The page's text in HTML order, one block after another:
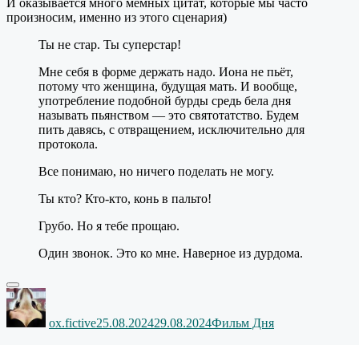
И оказывается много мемных цитат, которые мы часто
произносим, именно из этого сценария)
Ты не стар. Ты суперстар!
Мне себя в форме держать надо. Иона не пьёт,
потому что женщина, будущая мать. И вообще,
употребление подобной бурды средь бела дня
называть пьянством — это святотатство. Будем
пить давясь, с отвращением, исключительно для
протокола.
Все понимаю, но ничего поделать не могу.
Ты кто? Кто-кто, конь в пальто!
Грубо. Но я тебе прощаю.
Один звонок. Это ко мне. Наверное из дурдома.
Автор
ox.fictive25.08.202429.08.2024Фильм Дня